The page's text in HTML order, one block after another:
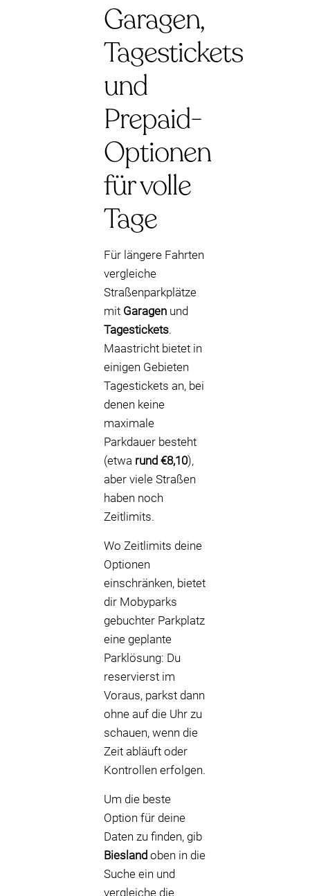
Garagen,
Tagestickets
und
Prepaid-
Optionen
für volle
Tage
Für längere Fahrten
vergleiche
Straßenparkplätze
mit Garagen und
Tagestickets.
Maastricht bietet in
einigen Gebieten
Tagestickets an, bei
denen keine
maximale
Parkdauer besteht
(etwa rund €8,10),
aber viele Straßen
haben noch
Zeitlimits.
Wo Zeitlimits deine
Optionen
einschränken, bietet
dir Mobyparks
gebuchter Parkplatz
eine geplante
Parklösung: Du
reservierst im
Voraus, parkst dann
ohne auf die Uhr zu
schauen, wenn die
Zeit abläuft oder
Kontrollen erfolgen.
Um die beste
Option für deine
Daten zu finden, gib
Biesland oben in die
Suche ein und
vergleiche die